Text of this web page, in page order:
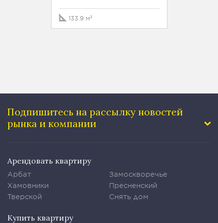
133.9 м²
Подпишитесь на рассылку новостей
рынка и компании
Арендовать квартиру
Арбат
Хамовники
Тверской
Замоскворечье
Пресненский
Снять дом
Купить квартиру